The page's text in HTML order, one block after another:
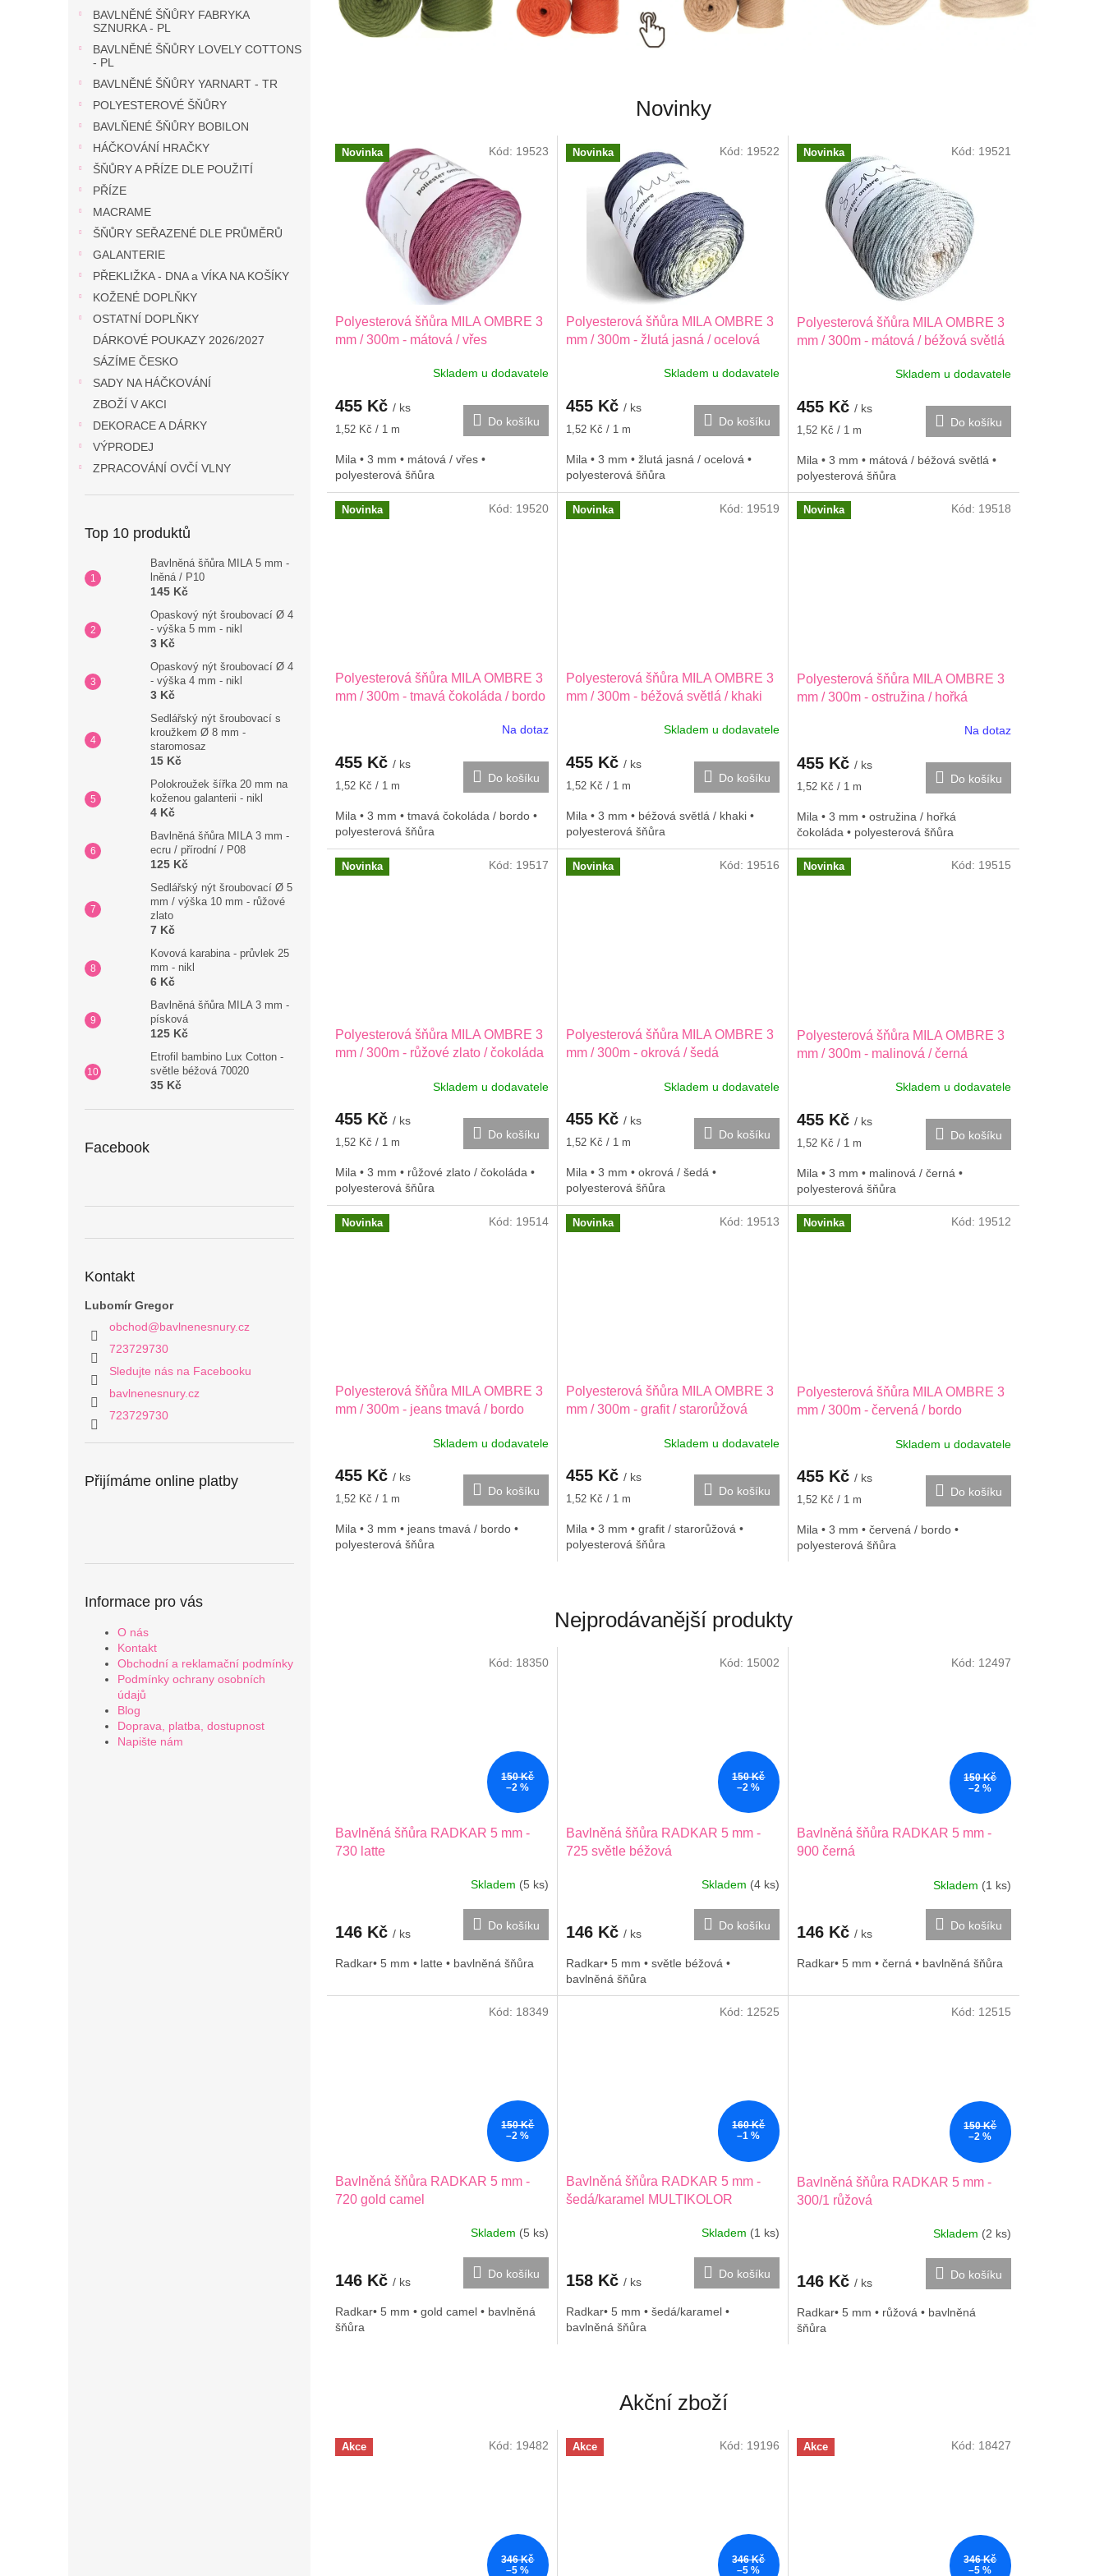
BAVLNĚNÉ ŠŇŮRY FABRYKA
SZNURKA - PL
BAVLNĚNÉ ŠŇŮRY LOVELY COTTONS
- PL
BAVLNĚNÉ ŠŇŮRY YARNART - TR
POLYESTEROVÉ ŠŇŮRY
BAVLŇENÉ ŠŇŮRY BOBILON
HÁČKOVÁNÍ HRAČKY
ŠŇŮRY A PŘÍZE DLE POUŽITÍ
PŘÍZE
MACRAME
ŠŇŮRY SEŘAZENÉ DLE PRŮMĚRŮ
GALANTERIE
PŘEKLIŽKA - DNA a VÍKA NA KOŠÍKY
KOŽENÉ DOPLŇKY
OSTATNÍ DOPLŇKY
DÁRKOVÉ POUKAZY 2026/2027
SÁZÍME ČESKO
SADY NA HÁČKOVÁNÍ
ZBOŽÍ V AKCI
DEKORACE A DÁRKY
VÝPRODEJ
ZPRACOVÁNÍ OVČÍ VLNY
Top 10 produktů
Bavlněná šňůra MILA 5 mm -
lněná / P10
145 Kč
Opaskový nýt šroubovací Ø 4
- výška 5 mm - nikl
3 Kč
Opaskový nýt šroubovací Ø 4
- výška 4 mm - nikl
3 Kč
Sedlářský nýt šroubovací s
kroužkem Ø 8 mm -
staromosaz
15 Kč
Polokroužek šířka 20 mm na
koženou galanterii - nikl
4 Kč
Bavlněná šňůra MILA 3 mm -
ecru / přírodní / P08
125 Kč
Sedlářský nýt šroubovací Ø 5
mm / výška 10 mm - růžové
zlato
7 Kč
Kovová karabina - průvlek 25
mm - nikl
6 Kč
Bavlněná šňůra MILA 3 mm -
písková
125 Kč
Etrofil bambino Lux Cotton -
světle béžová 70020
35 Kč
Facebook
Kontakt
Lubomír Gregor
obchod@bavlnenesnury.cz
723729730
Sledujte nás na Facebooku
bavlnenesnury.cz
723729730
Přijímáme online platby
Informace pro vás
O nás
Kontakt
Obchodní a reklamační podmínky
Podmínky ochrany osobních
údajů
Blog
Doprava, platba, dostupnost
Napište nám
a
z
a
t
e
ů
Novinky
Novinka
Polyesterová šňůra MILA OMBRE 3
mm / 300m - mátová / vřes
Skladem u dodavatele
455 Kč / ks
Měrná
1,52 Kč / 1 m
Do košíku
Mila • 3 mm • mátová / vřes •
polyesterová šňůra
Kód: 19523 Novinka
Polyesterová šňůra MILA OMBRE 3
mm / 300m - žlutá jasná / ocelová
Skladem u dodavatele
455 Kč / ks
Měrná
1,52 Kč / 1 m
Do košíku
Mila • 3 mm • žlutá jasná / ocelová •
polyesterová šňůra
Kód: 19522 Novinka
Polyesterová šňůra MILA OMBRE 3
mm / 300m - mátová / béžová světlá
Skladem u dodavatele
455 Kč / ks
Měrná
1,52 Kč / 1 m
Do košíku
Mila • 3 mm • mátová / béžová světlá •
polyesterová šňůra
Kód: 19521
Novinka
Polyesterová šňůra MILA OMBRE 3
mm / 300m - tmavá čokoláda / bordo
Na dotaz
455 Kč / ks
Měrná
1,52 Kč / 1 m
Do košíku
Mila • 3 mm • tmavá čokoláda / bordo •
polyesterová šňůra
Kód: 19520 Novinka
Polyesterová šňůra MILA OMBRE 3
mm / 300m - béžová světlá / khaki
Skladem u dodavatele
455 Kč / ks
Měrná
1,52 Kč / 1 m
Do košíku
Mila • 3 mm • béžová světlá / khaki •
polyesterová šňůra
Kód: 19519 Novinka
Polyesterová šňůra MILA OMBRE 3
mm / 300m - ostružina / hořká
Na dotaz
455 Kč / ks
Měrná
1,52 Kč / 1 m
Do košíku
Mila • 3 mm • ostružina / hořká
čokoláda • polyesterová šňůra
Kód: 19518
Novinka
Polyesterová šňůra MILA OMBRE 3
mm / 300m - růžové zlato / čokoláda
Skladem u dodavatele
455 Kč / ks
Měrná
1,52 Kč / 1 m
Do košíku
Mila • 3 mm • růžové zlato / čokoláda •
polyesterová šňůra
Kód: 19517 Novinka
Polyesterová šňůra MILA OMBRE 3
mm / 300m - okrová / šedá
Skladem u dodavatele
455 Kč / ks
Měrná
1,52 Kč / 1 m
Do košíku
Mila • 3 mm • okrová / šedá •
polyesterová šňůra
Kód: 19516 Novinka
Polyesterová šňůra MILA OMBRE 3
mm / 300m - malinová / černá
Skladem u dodavatele
455 Kč / ks
Měrná
1,52 Kč / 1 m
Do košíku
Mila • 3 mm • malinová / černá •
polyesterová šňůra
Kód: 19515
Novinka
Polyesterová šňůra MILA OMBRE 3
mm / 300m - jeans tmavá / bordo
Skladem u dodavatele
455 Kč / ks
Měrná
1,52 Kč / 1 m
Do košíku
Mila • 3 mm • jeans tmavá / bordo •
polyesterová šňůra
Kód: 19514 Novinka
Polyesterová šňůra MILA OMBRE 3
mm / 300m - grafit / starorůžová
Skladem u dodavatele
455 Kč / ks
Měrná
1,52 Kč / 1 m
Do košíku
Mila • 3 mm • grafit / starorůžová •
polyesterová šňůra
Kód: 19513 Novinka
Polyesterová šňůra MILA OMBRE 3
mm / 300m - červená / bordo
Skladem u dodavatele
455 Kč / ks
Měrná
1,52 Kč / 1 m
Do košíku
Mila • 3 mm • červená / bordo •
polyesterová šňůra
Kód: 19512
Nejprodávanější produkty
150 Kč
–2 %
Bavlněná šňůra RADKAR 5 mm -
730 latte
Skladem (5 ks)
146 Kč / ks
Do košíku
Radkar• 5 mm • latte • bavlněná šňůra
Kód: 18350
150 Kč
–2 %
Bavlněná šňůra RADKAR 5 mm -
725 světle béžová
Skladem (4 ks)
146 Kč / ks
Do košíku
Radkar• 5 mm • světle béžová •
bavlněná šňůra
Kód: 15002
150 Kč
–2 %
Bavlněná šňůra RADKAR 5 mm -
900 černá
Skladem (1 ks)
146 Kč / ks
Do košíku
Radkar• 5 mm • černá • bavlněná šňůra
Kód: 12497
150 Kč
–2 %
Bavlněná šňůra RADKAR 5 mm -
720 gold camel
Skladem (5 ks)
146 Kč / ks
Do košíku
Radkar• 5 mm • gold camel • bavlněná
šňůra
Kód: 18349
160 Kč
–1 %
Bavlněná šňůra RADKAR 5 mm -
šedá/karamel MULTIKOLOR
Skladem (1 ks)
158 Kč / ks
Do košíku
Radkar• 5 mm • šedá/karamel •
bavlněná šňůra
Kód: 12525
150 Kč
–2 %
Bavlněná šňůra RADKAR 5 mm -
300/1 růžová
Skladem (2 ks)
146 Kč / ks
Do košíku
Radkar• 5 mm • růžová • bavlněná
šňůra
Kód: 12515
Akční zboží
Akce
346 Kč
–5 %
Kód: 19482 Akce
346 Kč
–5 %
Kód: 19196 Akce
346 Kč
–5 %
Kód: 18427